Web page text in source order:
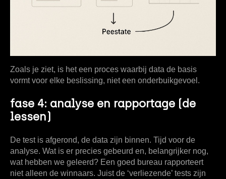
Zoals je ziet, is het een proces waarbij data de basis
vormt voor elke beslissing, niet een onderbuikgevoel.
fase 4: analyse en rapportage (de
lessen)
De test is afgerond, de data zijn binnen. Tijd voor de
analyse. Wat is er precies gebeurd en, belangrijker nog,
wat hebben we geleerd? Een goed bureau rapporteert
niet alleen de winnaars. Juist de ‘verliezende’ tests zijn